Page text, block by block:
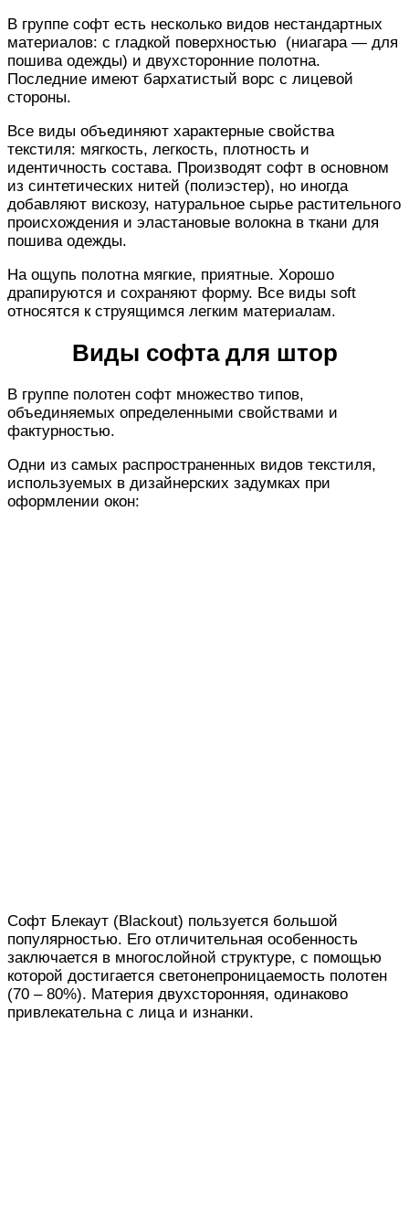
В группе софт есть несколько видов нестандартных
материалов: с гладкой поверхностью (ниагара — для
пошива одежды) и двухсторонние полотна.
Последние имеют бархатистый ворс с лицевой
стороны.
Все виды объединяют характерные свойства
текстиля: мягкость, легкость, плотность и
идентичность состава. Производят софт в основном
из синтетических нитей (полиэстер), но иногда
добавляют вискозу, натуральное сырье растительного
происхождения и эластановые волокна в ткани для
пошива одежды.
На ощупь полотна мягкие, приятные. Хорошо
драпируются и сохраняют форму. Все виды soft
относятся к струящимся легким материалам.
Виды софта для штор
В группе полотен софт множество типов,
объединяемых определенными свойствами и
фактурностью.
Одни из самых распространенных видов текстиля,
используемых в дизайнерских задумках при
оформлении окон:
Софт Блекаут (Blackоut) пользуется большой
популярностью. Его отличительная особенность
заключается в многослойной структуре, с помощью
которой достигается светонепроницаемость полотен
(70 – 80%). Материя двухсторонняя, одинаково
привлекательна с лица и изнанки.